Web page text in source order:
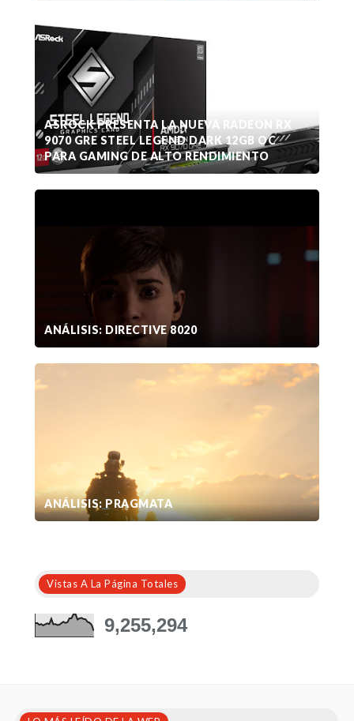
ASROCK PRESENTA LA NUEVA RADEON RX
9070 GRE STEEL LEGEND DARK 12GB OC
PARA GAMING DE ALTO RENDIMIENTO
ANÁLISIS: DIRECTIVE 8020
ANÁLISIS: PRAGMATA
Vistas A La Página Totales
9,255,294